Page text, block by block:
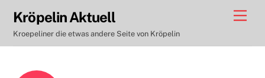
content
Kröpelin Aktuell
Kroepeliner die etwas andere Seite von Kröpelin